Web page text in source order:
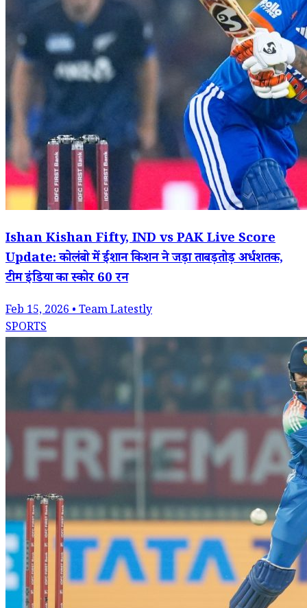
Ishan Kishan Fifty, IND vs PAK Live Score
Update: कोलंबो में ईशान किशन ने जड़ा ताबड़तोड़ अर्धशतक,
टीम इंडिया का स्कोर 60 रन
Feb 15, 2026 • Team Latestly
SPORTS